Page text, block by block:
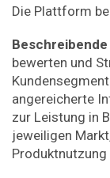
Die Plattform
Beschreibende
bewerten und
angereicherte
zur Leistung in
jeweiligen